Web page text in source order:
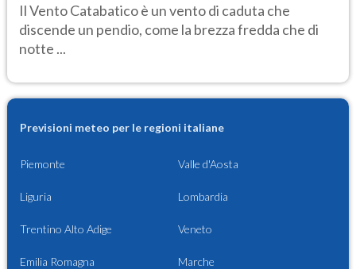
Il Vento Catabatico è un vento di caduta che
discende un pendio, come la brezza fredda che di
notte ...
Previsioni meteo per le regioni italiane
Piemonte Valle d'Aosta
Liguria Lombardia
Trentino Alto Adige Veneto
Emilia Romagna Marche